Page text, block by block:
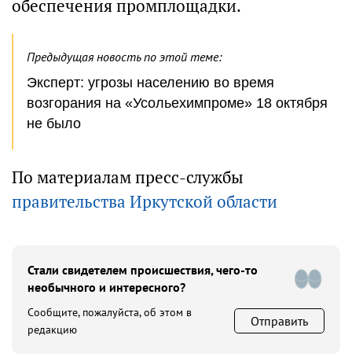
обеспечения промплощадки.
Предыдущая новость по этой теме:
Эксперт: угрозы населению во время
возгорания на «Усольехимпроме» 18 октября
не было
По материалам пресс-службы
правительства Иркутской области
Стали свидетелем происшествия, чего-то
необычного и интересного?
Сообщите, пожалуйста, об этом в
редакцию
Отправить